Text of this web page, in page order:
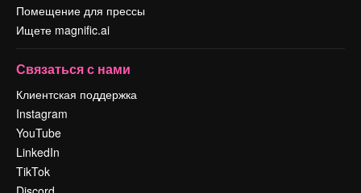
Помещение для прессы
Ищете magnific.ai
Связаться с нами
Клиентская поддержка
Instagram
YouTube
LinkedIn
TikTok